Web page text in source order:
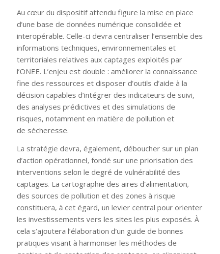
Au cœur du dispositif attendu figure la mise en place
d’une base de données numérique consolidée et
interopérable. Celle-ci devra centraliser l’ensemble des
informations techniques, environnementales et
territoriales relatives aux captages exploités par
l’ONEE. L’enjeu est double : améliorer la connaissance
fine des ressources et disposer d’outils d’aide à la
décision capables d’intégrer des indicateurs de suivi,
des analyses prédictives et des simulations de
risques, notamment en matière de pollution et
de sécheresse.
La stratégie devra, également, déboucher sur un plan
d’action opérationnel, fondé sur une priorisation des
interventions selon le degré de vulnérabilité des
captages. La cartographie des aires d’alimentation,
des sources de pollution et des zones à risque
constituera, à cet égard, un levier central pour orienter
les investissements vers les sites les plus exposés. À
cela s’ajoutera l’élaboration d’un guide de bonnes
pratiques visant à harmoniser les méthodes de